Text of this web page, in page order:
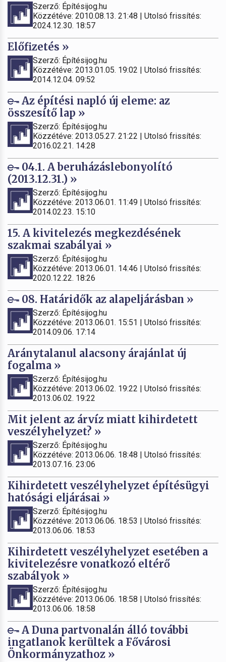
Szerző: Építésijog.hu
Közzétéve: 2010.08.13. 21:48 | Utolsó frissítés:
2024.12.30. 18:57
Előfizetés »
Szerző: Építésijog.hu
Közzétéve: 2013.01.05. 19:02 | Utolsó frissítés:
2014.12.04. 09:52
Az építési napló új eleme: az
összesítő lap »
Szerző: Építésijog.hu
Közzétéve: 2013.05.27. 21:22 | Utolsó frissítés:
2016.02.21. 14:28
04.1. A beruházáslebonyolító
(2013.12.31.) »
Szerző: Építésijog.hu
Közzétéve: 2013.06.01. 11:49 | Utolsó frissítés:
2014.02.23. 15:10
15. A kivitelezés megkezdésének
szakmai szabályai »
Szerző: Építésijog.hu
Közzétéve: 2013.06.01. 14:46 | Utolsó frissítés:
2020.12.22. 18:26
08. Határidők az alapeljárásban »
Szerző: Építésijog.hu
Közzétéve: 2013.06.01. 15:51 | Utolsó frissítés:
2014.09.06. 17:14
Aránytalanul alacsony árajánlat új
fogalma »
Szerző: Építésijog.hu
Közzétéve: 2013.06.02. 19:22 | Utolsó frissítés:
2013.06.02. 19:22
Mit jelent az árvíz miatt kihirdetett
veszélyhelyzet? »
Szerző: Építésijog.hu
Közzétéve: 2013.06.06. 18:48 | Utolsó frissítés:
2013.07.16. 23:06
Kihirdetett veszélyhelyzet építésügyi
hatósági eljárásai »
Szerző: Építésijog.hu
Közzétéve: 2013.06.06. 18:53 | Utolsó frissítés:
2013.06.06. 18:53
Kihirdetett veszélyhelyzet esetében a
kivitelezésre vonatkozó eltérő
szabályok »
Szerző: Építésijog.hu
Közzétéve: 2013.06.06. 18:58 | Utolsó frissítés:
2013.06.06. 18:58
A Duna partvonalán álló további
ingatlanok kerültek a Fővárosi
Önkormányzathoz »